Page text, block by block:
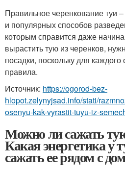
Правильное черенкование туи
и популярных способов
которым справится даже
вырастить тую из черенков,
посадки, поскольку для
правила.
Источник: https://ogorod-bez-
hlopot.zelynyjsad.info/stati/
osenyu-kak-vyrastit-tuyu-iz-
Можно ли сажать
Какая энергетика у
сажать ее рядом с